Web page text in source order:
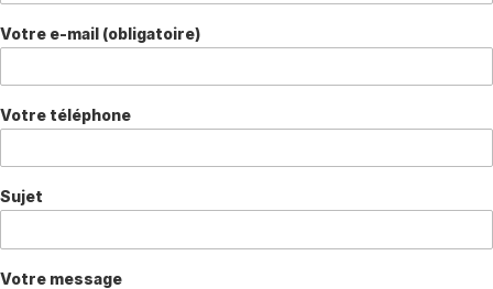
Votre e-mail (obligatoire)
Votre téléphone
Sujet
Votre message